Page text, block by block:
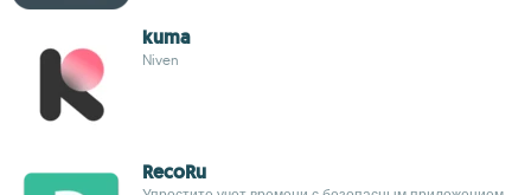
kuma
Niven
RecoRu